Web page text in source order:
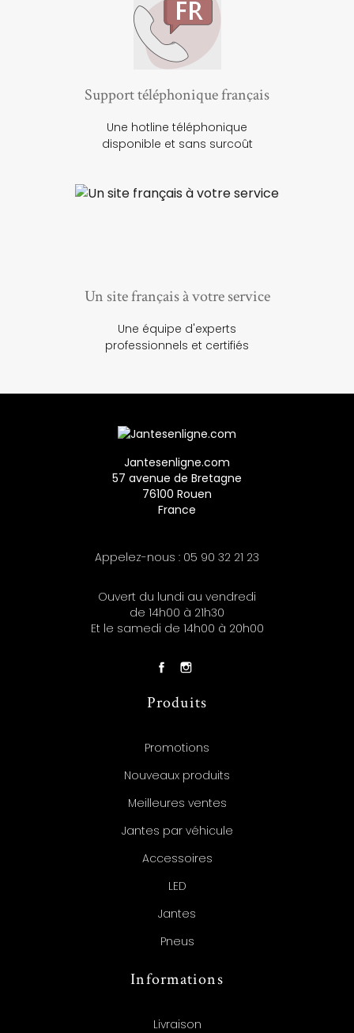
Support téléphonique français
Une hotline téléphonique
disponible et sans surcoût
Un site français à votre service
Une équipe d'experts
professionnels et certifiés
Jantesenligne.com
57 avenue de Bretagne
76100 Rouen
France
Appelez-nous : 05 90 32 21 23
Ouvert du lundi au vendredi
de 14h00 à 21h30
Et le samedi de 14h00 à 20h00
Produits
Promotions
Nouveaux produits
Meilleures ventes
Jantes par véhicule
Accessoires
LED
Jantes
Pneus
Informations
Livraison